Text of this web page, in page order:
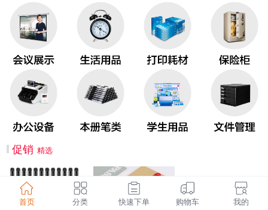
促销 精选
首页 分类 快速下单 购物车 我的